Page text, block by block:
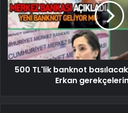
500 TL'lik banknot
Erkan